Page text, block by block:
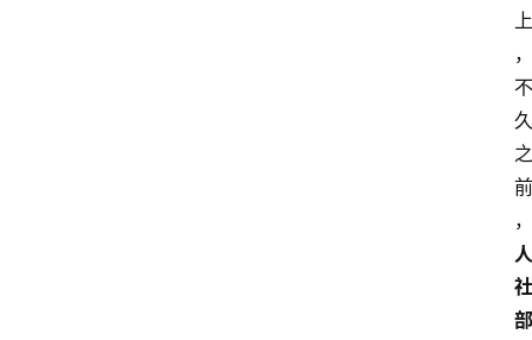
上
，
不
久
之
前
，
人
社
部